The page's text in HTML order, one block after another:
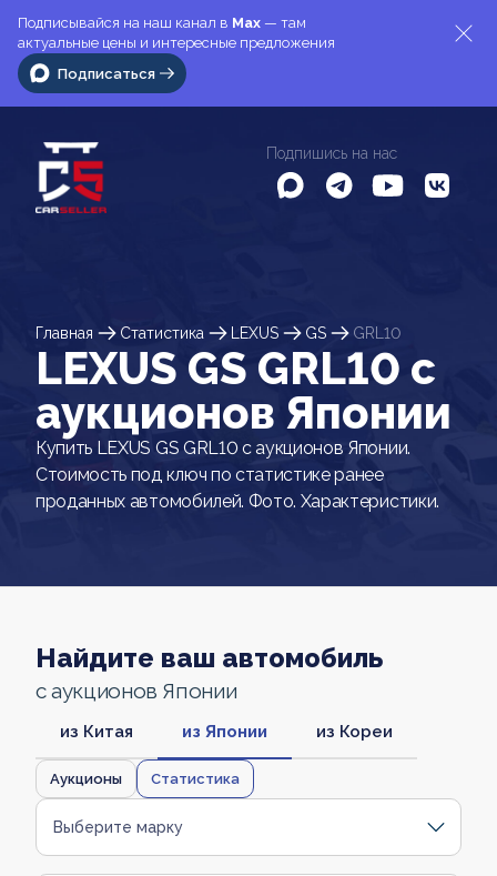
Подписывайся на наш канал в Max — там
актуальные цены и интересные предложения
Подписаться
Подпишись на нас
Главная Статистика LEXUS GS GRL10
LEXUS GS GRL10 c
аукционов Японии
Купить LEXUS GS GRL10 с аукционов Японии.
Стоимость под ключ по статистике ранее
проданных автомобилей. Фото. Характеристики.
Найдите ваш автомобиль
с аукционов Японии
из Китая из Японии из Кореи
Аукционы Статистика
Выберите марку